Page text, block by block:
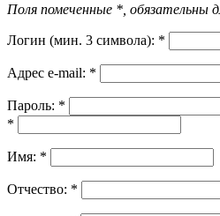
Поля помеченные *, обязательны
Логин (мин. 3 символа): *
Адрес e-mail: *
Пароль: *
*
Имя: *
Отчество: *